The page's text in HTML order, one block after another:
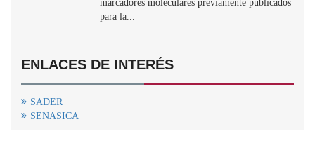
marcadores moleculares previamente publicados
para la...
ENLACES DE INTERÉS
SADER
SENASICA